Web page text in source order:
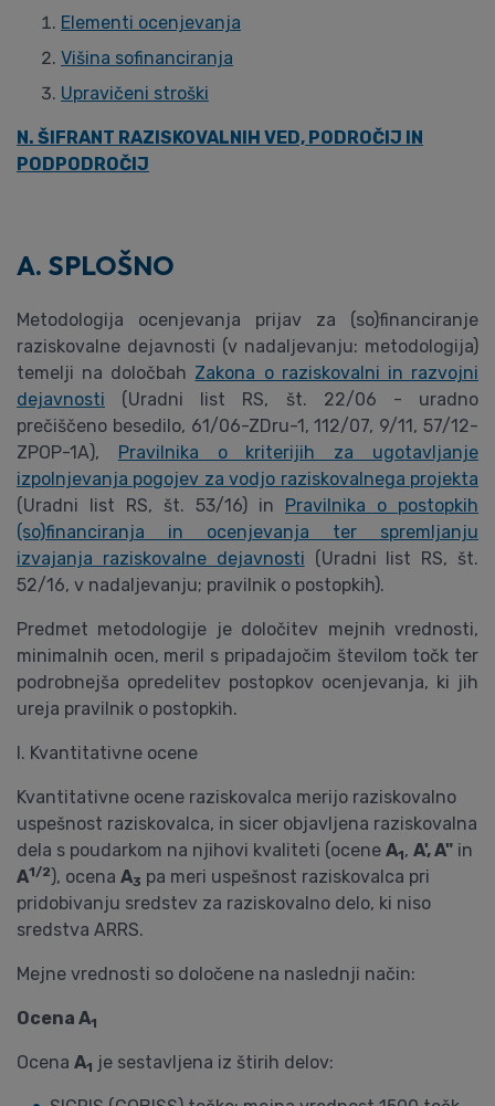
Elementi ocenjevanja
Višina sofinanciranja
Upravičeni stroški
N. ŠIFRANT RAZISKOVALNIH VED, PODROČIJ IN
PODPODROČIJ
A. SPLOŠNO
Metodologija ocenjevanja prijav za (so)financiranje
raziskovalne dejavnosti (v nadaljevanju: metodologija)
temelji na določbah Zakona o raziskovalni in razvojni
dejavnosti (Uradni list RS, št. 22/06 - uradno
prečiščeno besedilo, 61/06-ZDru-1, 112/07, 9/11, 57/12-
ZPOP-1A), Pravilnika o kriterijih za ugotavljanje
izpolnjevanja pogojev za vodjo raziskovalnega projekta
(Uradni list RS, št. 53/16) in Pravilnika o postopkih
(so)financiranja in ocenjevanja ter spremljanju
izvajanja raziskovalne dejavnosti (Uradni list RS, št.
52/16, v nadaljevanju; pravilnik o postopkih).
Predmet metodologije je določitev mejnih vrednosti,
minimalnih ocen, meril s pripadajočim številom točk ter
podrobnejša opredelitev postopkov ocenjevanja, ki jih
ureja pravilnik o postopkih.
I. Kvantitativne ocene
Kvantitativne ocene raziskovalca merijo raziskovalno
uspešnost raziskovalca, in sicer objavljena raziskovalna
dela s poudarkom na njihovi kvaliteti (ocene A1, A', A" in
A1/2), ocena A3 pa meri uspešnost raziskovalca pri
pridobivanju sredstev za raziskovalno delo, ki niso
sredstva ARRS.
Mejne vrednosti so določene na naslednji način:
Ocena A1
Ocena A1 je sestavljena iz štirih delov: